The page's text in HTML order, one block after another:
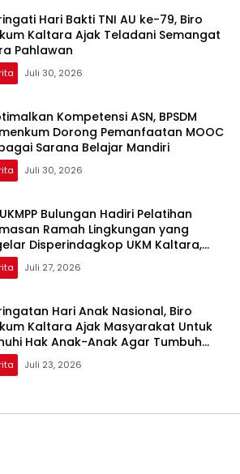
Hari Bakti TNI AU ke-79, Biro
Kaltara Ajak Teladani Semangat
Pahlawan
Juli 30, 2026
Kompetensi ASN, BPSDM
Dorong Pemanfaatan MOOC
Sarana Belajar Mandiri
Juli 30, 2026
Bulungan Hadiri Pelatihan
Ramah Lingkungan yang
Disperindagkop UKM Kaltara,
IKM Naik Kelas
Juli 27, 2026
Hari Anak Nasional, Biro
Kaltara Ajak Masyarakat Untuk
Hak Anak-Anak Agar Tumbuh
dan Berkarakter
Juli 23, 2026